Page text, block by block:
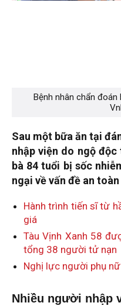
Bệnh nhân chẩn
Sau một bữa ăn tại
nhập viện do ngộ
bà 84 tuổi bị sốc
ngại về vấn đề an
Hành trình tiến sĩ từ
giá
Tàu Vịnh Xanh 58
tổng 38 người tử nạn
Nghị lực người phụ
Nhiều người nhập